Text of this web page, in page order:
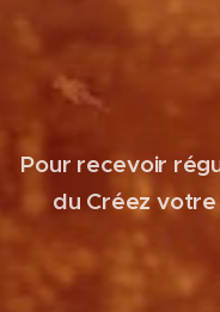
Pour recevoir
du Créez